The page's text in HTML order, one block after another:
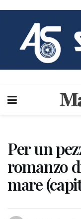
Per un
romanzo
mare